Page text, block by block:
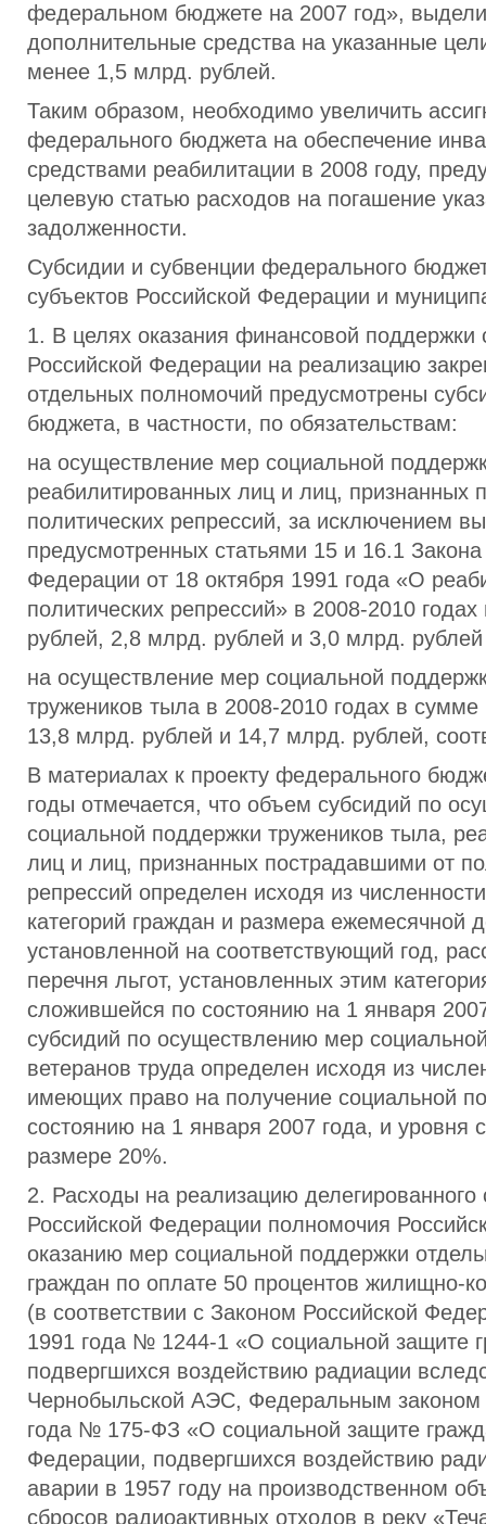
федеральном бюджете на 2007 год»,
дополнительные средства на указанные
менее 1,5 млрд. рублей.
Таким образом, необходимо увеличить
федерального бюджета на обеспечение
средствами реабилитации в 2008 году,
целевую статью расходов на погашение
задолженности.
Субсидии и субвенции федерального
субъектов Российской Федерации и
1. В целях оказания финансовой поддержки
Российской Федерации на реализацию
отдельных полномочий предусмотрены
бюджета, в частности, по обязательствам:
на осуществление мер социальной
реабилитированных лиц и лиц, признанных
политических репрессий, за исключением
предусмотренных статьями 15 и 16.1 Закона
Федерации от 18 октября 1991 года «О
политических репрессий» в 2008-2010
рублей, 2,8 млрд. рублей и 3,0 млрд. рублей
на осуществление мер социальной
тружеников тыла в 2008-2010 годах в
13,8 млрд. рублей и 14,7 млрд. рублей,
В материалах к проекту федерального
годы отмечается, что объем субсидий по
социальной поддержки тружеников тыла,
лиц и лиц, признанных пострадавшими от
репрессий определен исходя из
категорий граждан и размера ежемесячной
установленной на соответствующий год,
перечня льгот, установленных этим
сложившейся по состоянию на 1 января
субсидий по осуществлению мер
ветеранов труда определен исходя из
имеющих право на получение социальной
состоянию на 1 января 2007 года, и уровня
размере 20%.
2. Расходы на реализацию делегированного
Российской Федерации полномочия
оказанию мер социальной поддержки
граждан по оплате 50 процентов жилищно-
(в соответствии с Законом Российской
1991 года № 1244-1 «О социальной защите
подвергшихся воздействию радиации
Чернобыльской АЭС, Федеральным законом
года № 175-ФЗ «О социальной защите
Федерации, подвергшихся воздействию
аварии в 1957 году на производственном
сбросов радиоактивных отходов в реку